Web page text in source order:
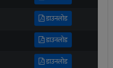
डाउनलोड
डाउनलोड
डाउनलोड